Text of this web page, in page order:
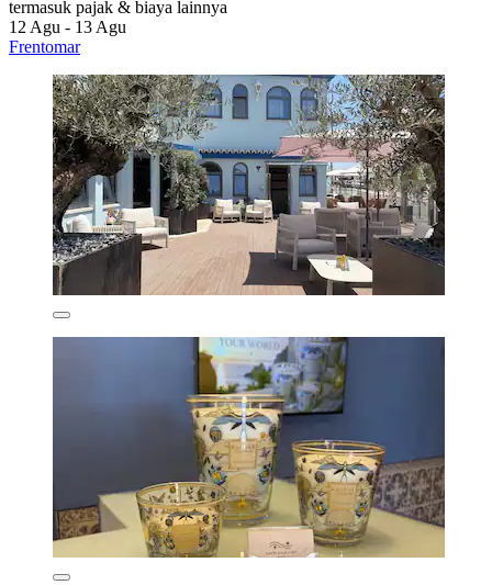
termasuk pajak & biaya lainnya
12 Agu - 13 Agu
Frentomar